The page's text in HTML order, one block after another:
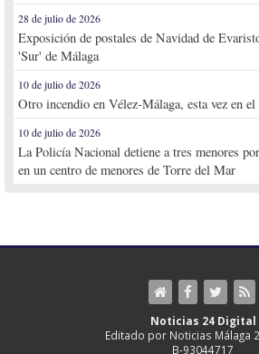
28 de julio de 2026
Exposición de postales de Navidad de
'Sur' de Málaga
10 de julio de 2026
Otro incendio en Vélez-Málaga, esta vez en
10 de julio de 2026
La Policía Nacional detiene a tres menores
en un centro de menores de Torre del Mar
Noticias 24 Digital
Editado por Noticias Málaga
B-93044717